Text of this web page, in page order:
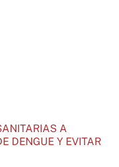
A
DENGUE Y EVITAR